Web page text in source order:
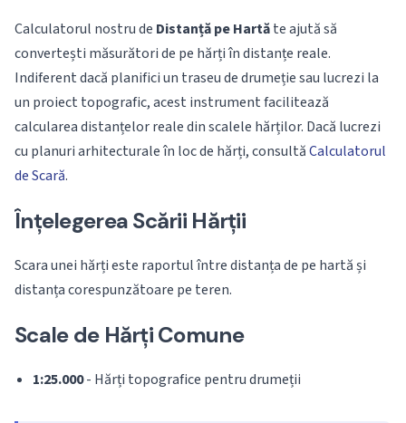
Calculatorul nostru de Distanță pe Hartăte ajută să
convertești măsurători de pe hărți în distanțe reale.
Indiferent dacă planifici un traseu de drumeție sau lucrezi la
un proiect topografic, acest instrument facilitează
calcularea distanțelor reale din scalele hărților. Dacă lucrezi
cu planuri arhitecturale în loc de hărți, consultăCalculatorul
de Scară.
Înțelegerea Scării Hărții
Scara unei hărți este raportul între distanța de pe hartă și
distanța corespunzătoare pe teren.
Scale de Hărți Comune
1:25.000- Hărți topografice pentru drumeții